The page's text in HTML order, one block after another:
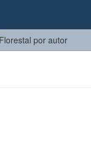
por autor